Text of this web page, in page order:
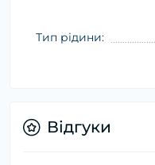
Тип рідини:
Відгуки